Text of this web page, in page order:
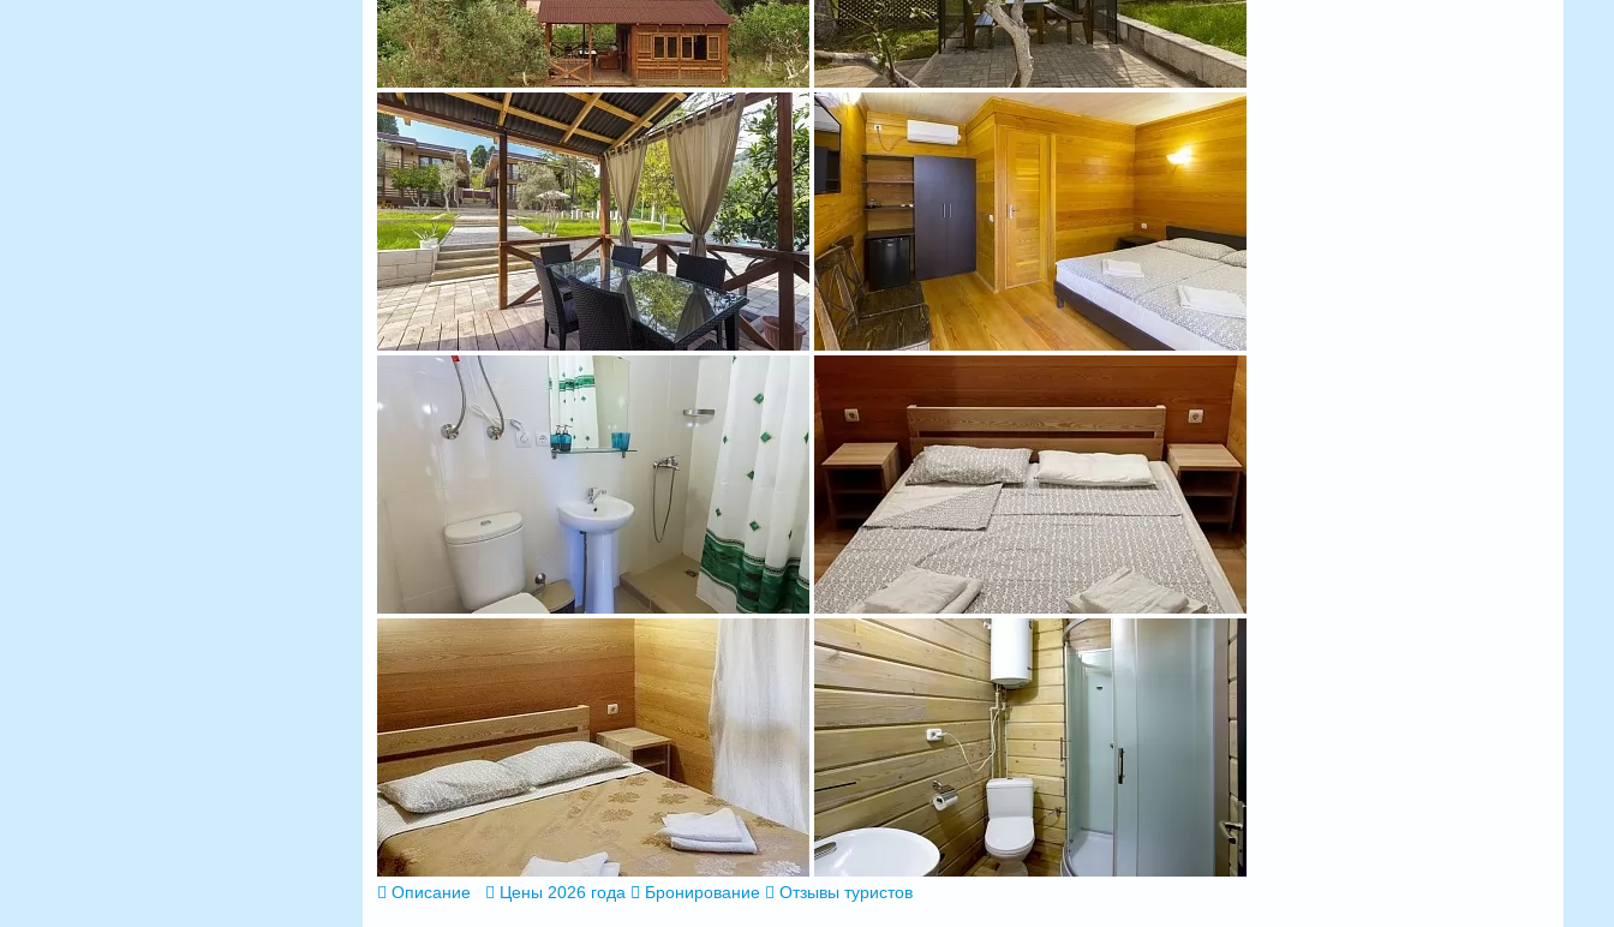
Описание Цены 2026 года Бронирование Отзывы туристов